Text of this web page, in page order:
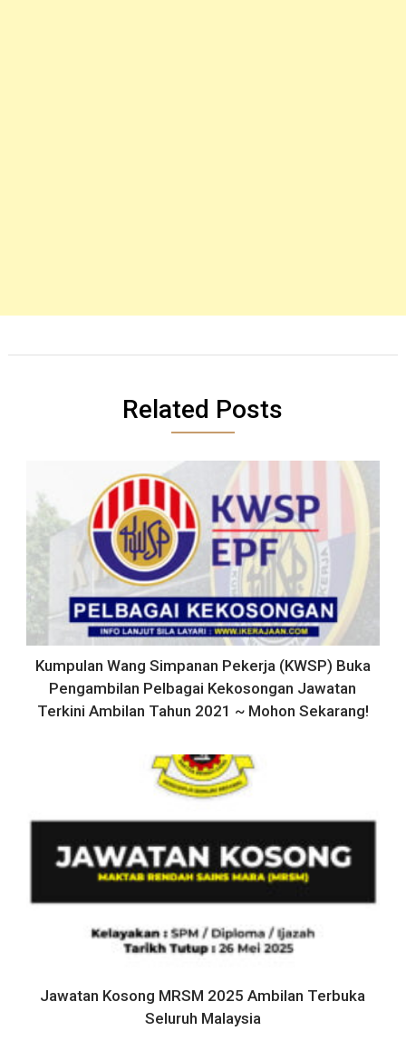
Related Posts
Kumpulan Wang Simpanan Pekerja (KWSP) Buka
Pengambilan Pelbagai Kekosongan Jawatan
Terkini Ambilan Tahun 2021 ~ Mohon Sekarang!
Jawatan Kosong MRSM 2025 Ambilan Terbuka
Seluruh Malaysia